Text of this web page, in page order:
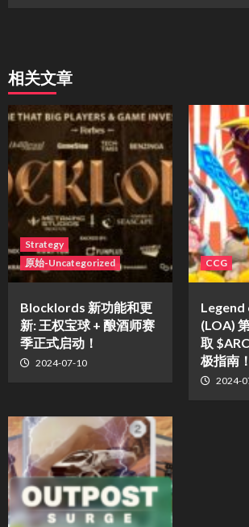
相关文章
Strategy
原始-Uncategorized
Blocklords 新功能和更
新: 王权宝球 + 酿酒师赛
季正式启动！
2024-07-10
CCG
(LOA)
取
极指南！
2024-